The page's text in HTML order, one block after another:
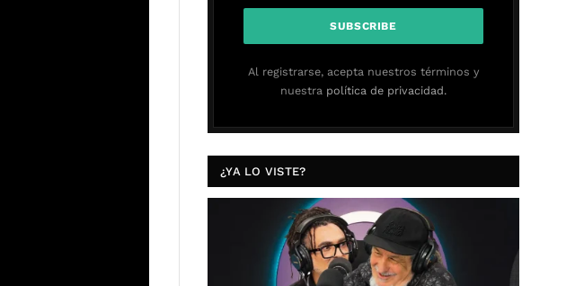
Al registrarse, acepta nuestros términos y
nuestra política de privacidad.
¿YA LO VISTE?